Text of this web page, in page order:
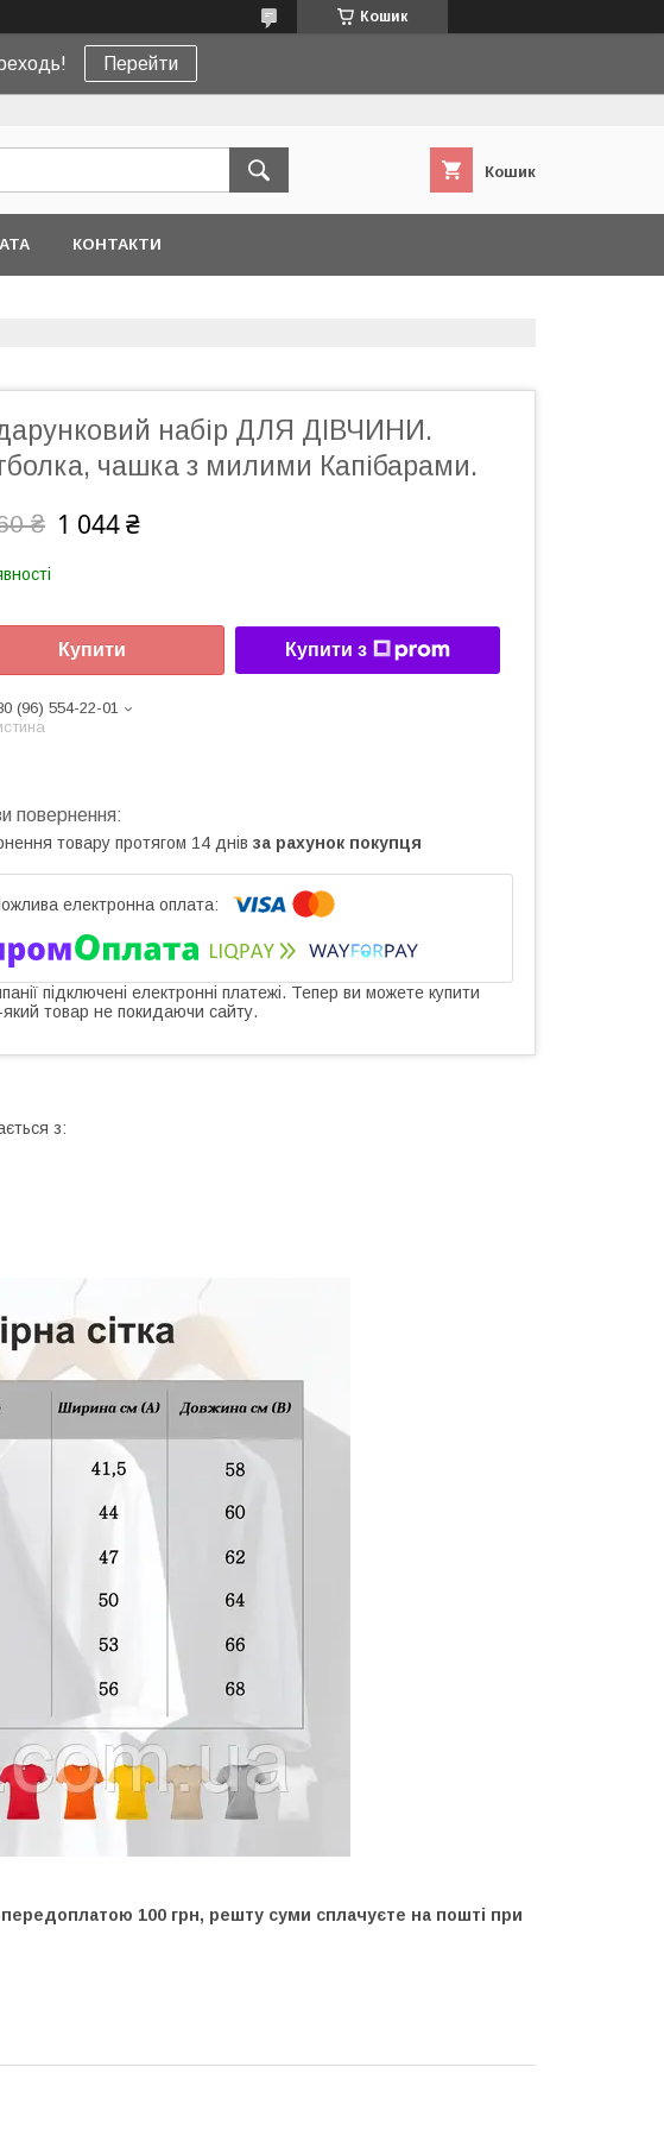
Кошик
Перейти
Кошик
КОНТАКТИ
набір ДЛЯ ДІВЧИНИ.
чашка з милими Капібарами.
₴ 1 044 ₴
Купити Купити з
(96) 554-22-01
товару протягом 14 днів за рахунок покупця
підключені електронні платежі. Тепер ви можете купити
товар не покидаючи сайту.
з:
100 грн, решту суми сплачуєте на пошті при